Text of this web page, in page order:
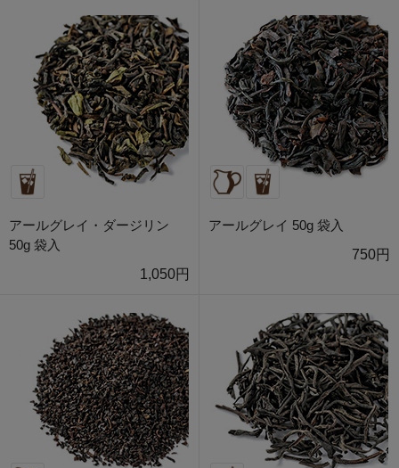
アールグレイ・ダージリン
50g 袋入
1,050円
アールグレイ 50g 袋入
750円